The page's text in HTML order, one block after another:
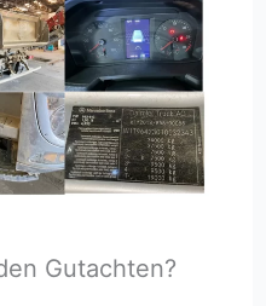
Gutachten?